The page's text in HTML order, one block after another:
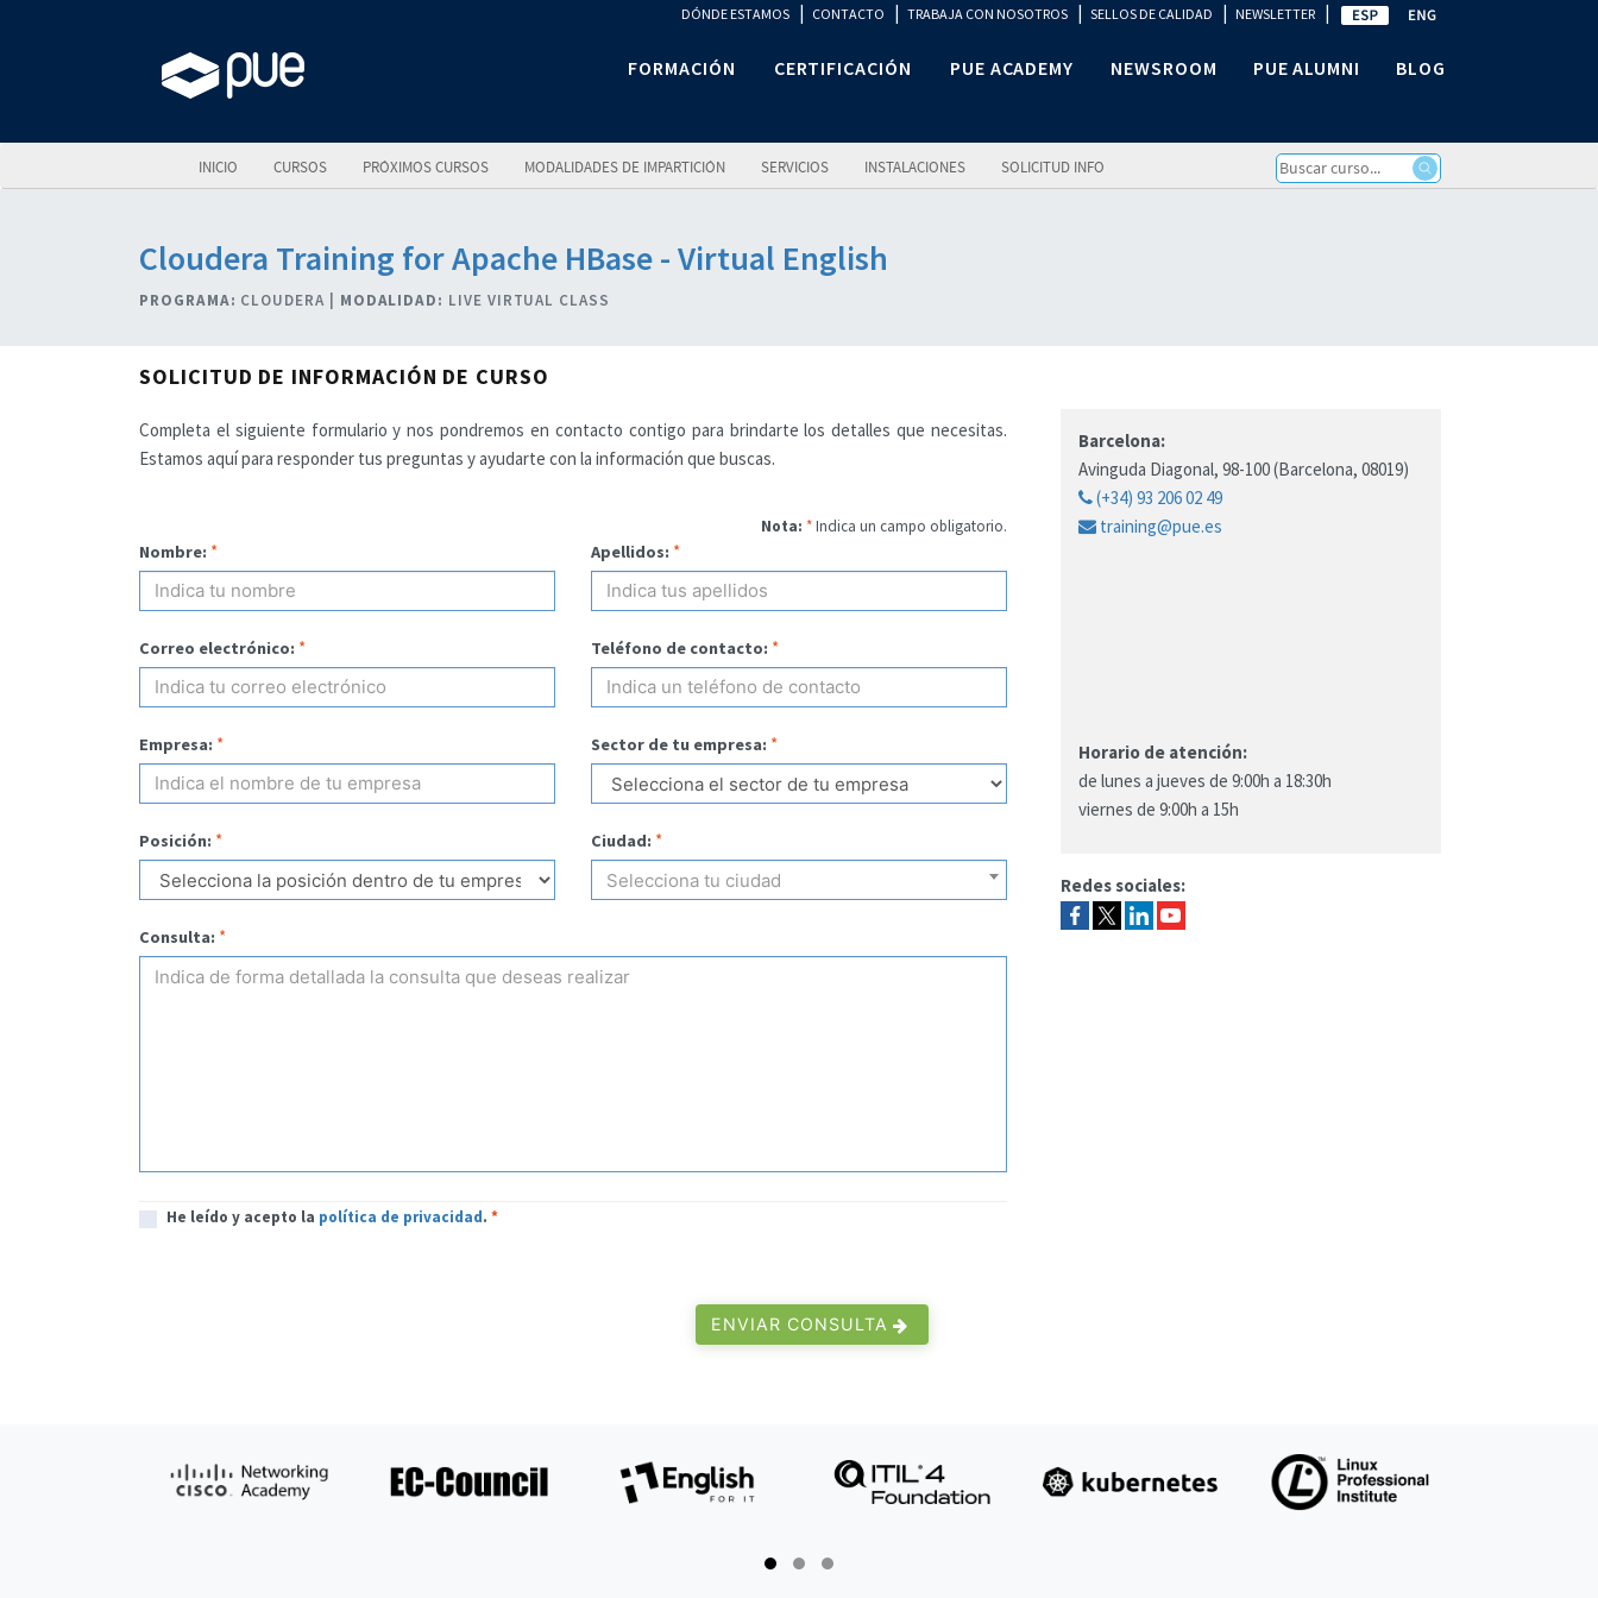
DÓNDE ESTAMOS | CONTACTO | TRABAJA CON NOSOTROS | SELLOS DE CALIDAD | NEWSLETTER |
FORMACIÓN CERTIFICACIÓN PUE ACADEMY NEWSROOM PUE ALUMNI BLOG
INICIO CURSOS PRÓXIMOS CURSOS MODALIDADES DE IMPARTICIÓN SERVICIOS INSTALACIONES SOLICITUD INFO
Cloudera Training for Apache HBase - Virtual English
PROGRAMA: CLOUDERA | MODALIDAD: LIVE VIRTUAL CLASS
SOLICITUD DE INFORMACIÓN DE CURSO
Completa el siguiente formulario y nos pondremos en contacto contigo para brindarte los detalles que necesitas.
Estamos aquí para responder tus preguntas y ayudarte con la información que buscas.
Nota: *Indica un campo obligatorio.
Nombre: * Apellidos: *
Correo electrónico: * Teléfono de contacto: *
Empresa: * Sector de tu empresa: *
Posición: * Ciudad: *
Selecciona tu ciudad
Consulta: *
He leído y acepto la política de privacidad. *
Barcelona:
Avinguda Diagonal, 98-100 (Barcelona, 08019)
(+34) 93 206 02 49
training@pue.es
Horario de atención:
de lunes a jueves de 9:00h a 18:30h
viernes de 9:00h a 15h
Redes sociales:
ENVIAR CONSULTA